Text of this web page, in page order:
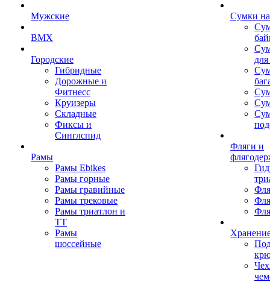
Мужские
BMX
Городские
Гибридные
Дорожные и
Фитнесс
Круизеры
Складные
Фиксы и
Синглспид
Рамы
Рамы Ebikes
Рамы горные
Рамы гравийные
Рамы трековые
Рамы триатлон и
ТТ
Рамы
шоссейные
Сумки
Фляги и